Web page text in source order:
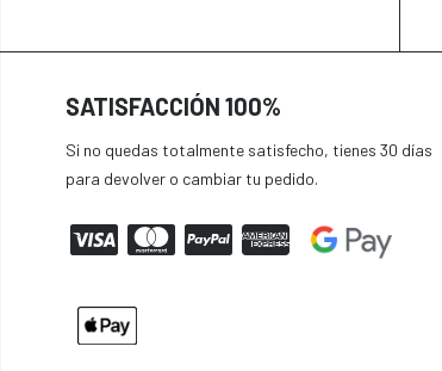
SATISFACCIÓN 100%
Si no quedas totalmente satisfecho, tienes 30 días
para devolver o cambiar tu pedido.